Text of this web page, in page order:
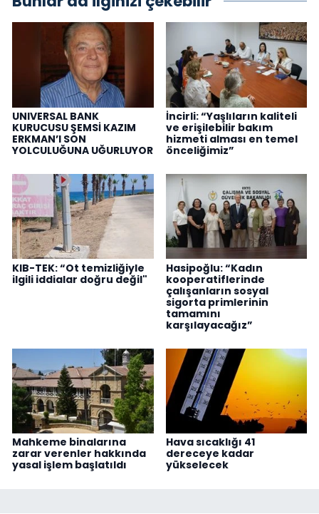
UNIVERSAL BANK
KURUCUSU ŞEMSİ KAZIM
ERKMAN’I SON
YOLCULUĞUNA UĞURLUYOR
İncirli: “Yaşlıların kaliteli
ve erişilebilir bakım
hizmeti alması en temel
önceliğimiz”
KIB-TEK: “Ot temizliğiyle
ilgili iddialar doğru değil"
Hasipoğlu: “Kadın
kooperatiflerinde
çalışanların sosyal
sigorta primlerinin
tamamını
karşılayacağız”
Mahkeme binalarına
zarar verenler hakkında
yasal işlem başlatıldı
Hava sıcaklığı 41
dereceye kadar
yükselecek